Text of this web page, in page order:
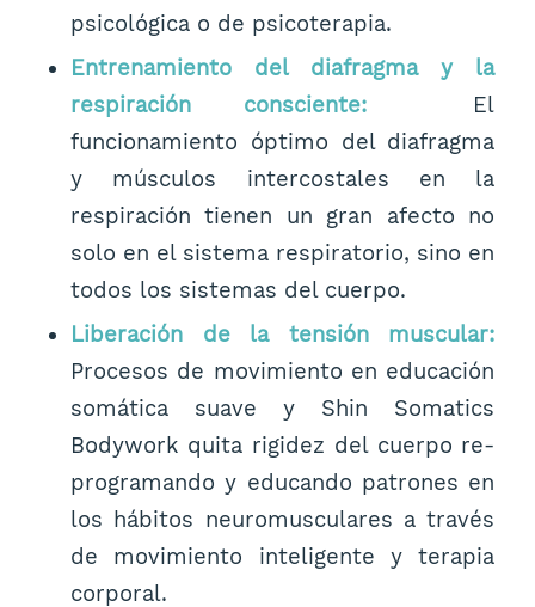
psicológica o de psicoterapia.
Entrenamiento del diafragma y la
respiración consciente: El
funcionamiento óptimo del diafragma
y músculos intercostales en la
respiración tienen un gran afecto no
solo en el sistema respiratorio, sino en
todos los sistemas del cuerpo.
Liberación de la tensión muscular:
Procesos de movimiento en educación
somática suave y Shin Somatics
Bodywork quita rigidez del cuerpo re-
programando y educando patrones en
los hábitos neuromusculares a través
de movimiento inteligente y terapia
corporal.